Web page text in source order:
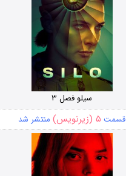
سیلو فصل ۳
قسمت ۵ (زیرنویس) منتشر شد